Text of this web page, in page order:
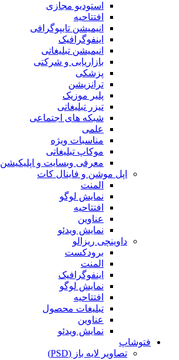
استودیو مجازی
افتتاحیه
انیمیشن تایپوگرافی
اینفوگرافیک
انیمیشن تبلیغاتی
بازاریابی و شرکتی
پزشکی
ترانزیشن
پلیر موزیک
تیزر تبلیغاتی
شبکه های اجتماعی
علمی
مناسبات ویژه
موکاپ تبلیغاتی
معرفی وبسایت و اپلیکیشن
اپل موشن و فاینال کات
المنت
نمایش لوگو
افتتاحیه
عناوین
نمایش ویدئو
داوینچی ریزالو
برودکست
المنت
اینفوگرافیک
نمایش لوگو
افتتاحیه
تبلیغات محصول
عناوین
نمایش ویدئو
فتوشاپ
تصاویر لایه باز (PSD)